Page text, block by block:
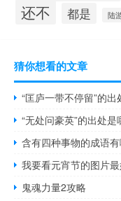
还不 都是 陆
猜你想看的文章
“匡庐一带不停留”的出
“无处问豪英”的出处是
含有四种事物的成语
我要看元宵节的图片
鬼魂力量2攻略